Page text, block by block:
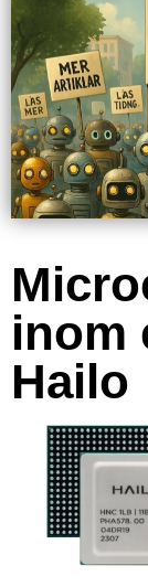
inom
Hailo